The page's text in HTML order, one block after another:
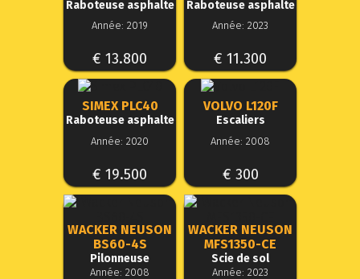
Raboteuse asphalte
Année: 2019
€ 13.800
Raboteuse asphalte
Année: 2023
€ 11.300
SIMEX PLC40
Raboteuse asphalte
Année: 2020
€ 19.500
VOLVO L120F
Escaliers
Année: 2008
€ 300
WACKER NEUSON
BS60-4S
Pilonneuse
Année: 2008
WACKER NEUSON
MFS1350-CE
Scie de sol
Année: 2023